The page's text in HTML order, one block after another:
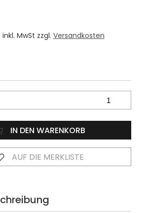
inkl. MwSt zzgl. Versandkosten
IN DEN WARENKORB
AUF DIE MERKLISTE